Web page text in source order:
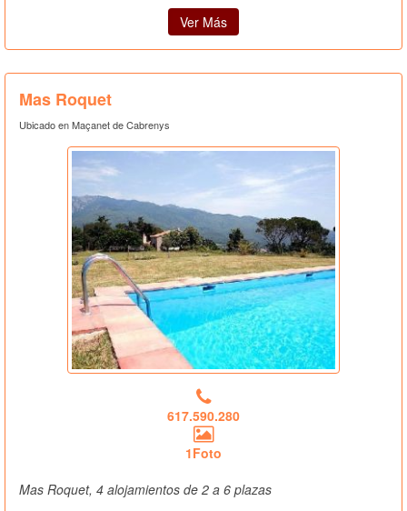
Ver Más
Mas Roquet
Ubicado en Maçanet de Cabrenys
617.590.280
1Foto
Mas Roquet, 4 alojamientos de 2 a 6 plazas